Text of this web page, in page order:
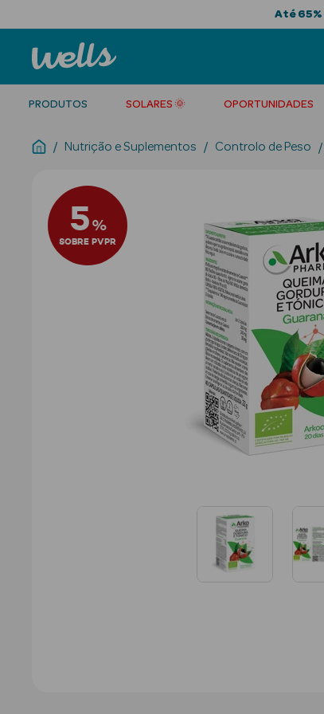
Até 65%
PRODUTOS SOLARES 🌞 OPORTUNIDADES
Nutrição e Suplementos Controlo de Peso
5%
SOBRE PVPR